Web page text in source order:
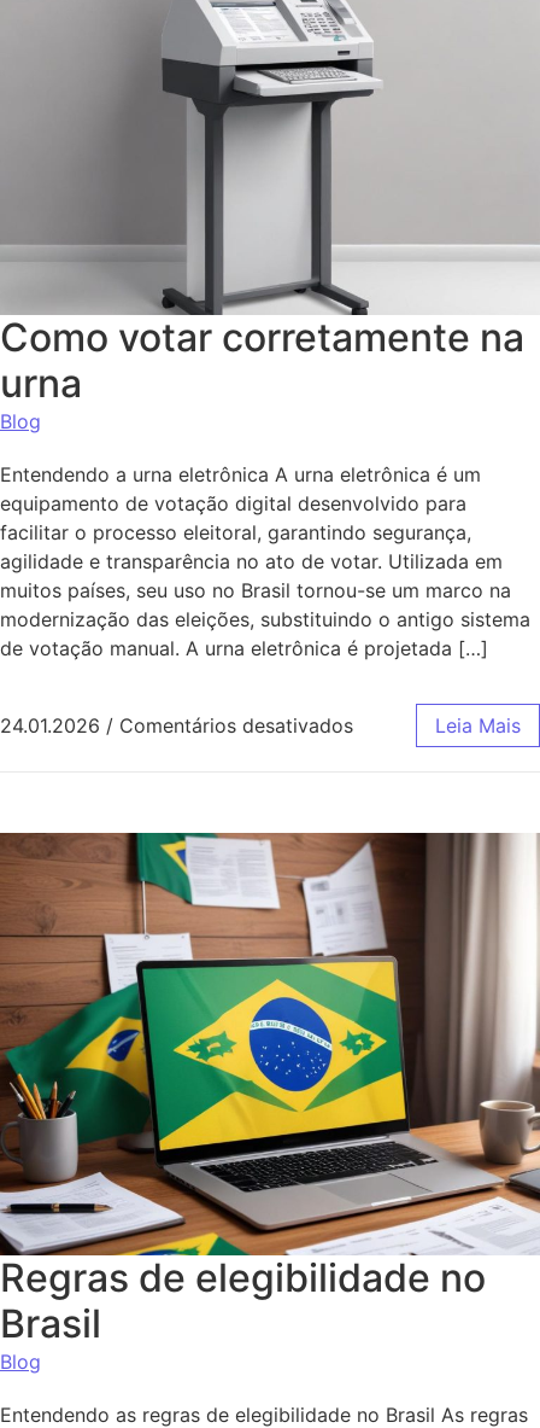
Como votar corretamente na
urna
Blog
Entendendo a urna eletrônica A urna eletrônica é um
equipamento de votação digital desenvolvido para
facilitar o processo eleitoral, garantindo segurança,
agilidade e transparência no ato de votar. Utilizada em
muitos países, seu uso no Brasil tornou-se um marco na
modernização das eleições, substituindo o antigo sistema
de votação manual. A urna eletrônica é projetada […]
24.01.2026 / Comentários desativadosem Como votar
Leia Mais
Regras de elegibilidade no
Brasil
Blog
Entendendo as regras de elegibilidade no Brasil As regras